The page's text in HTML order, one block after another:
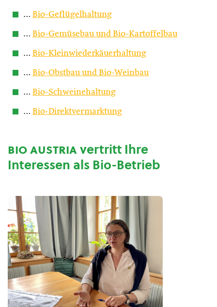
… Bio-Geflügelhaltung
… Bio-Gemüsebau und Bio-Kartoffelbau
… Bio-Kleinwiederkäuerhaltung
… Bio-Obstbau und Bio-Weinbau
… Bio-Schweinehaltung
… Bio-Direktvermarktung
bio austriavertritt Ihre
Interessen als Bio-Betrieb